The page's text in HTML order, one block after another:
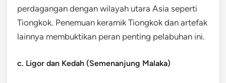
perdagangan dengan wilayah utara Asia seperti
Tiongkok. Penemuan keramik Tiongkok dan artefak
lainnya membuktikan peran penting pelabuhan ini.
c. Ligor dan Kedah (Semenanjung Malaka)